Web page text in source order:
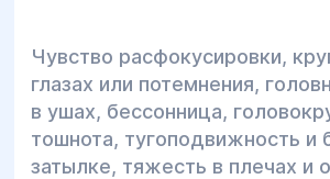
Чувство расфокусировки,
глазах или потемнения,
в ушах, бессонница,
тошнота, тугоподвижность и
затылке, тяжесть в плечах и